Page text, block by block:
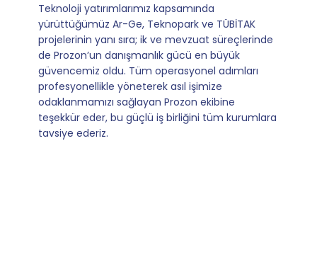
Mevzuata uyum, başvuru ve izleme adımlarında
sağladıkları kusursuz yönlendirme sayesinde artık
operasyonlarımızı sıfır kaygı ve tam güvenle
yürütüyoruz. İş birliğimizi bizim için asıl değerli
kılan ise; ihtiyaç duyduğumuz her an ulaşılabilir
olmaları ve sorularımıza aldığımız hızlı geri
dönüşler.